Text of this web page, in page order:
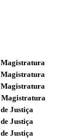
Magistratura
Magistratura
Magistratura
Magistratura
Justiça
Justiça
Justiça